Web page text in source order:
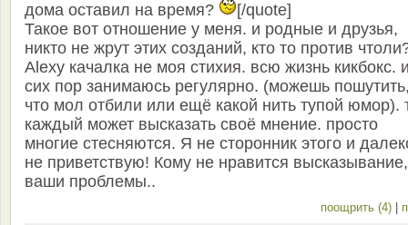
дома оставил на время?
[/quote]
Такое вот отношение у меня. и родные и друзья,
никто не жрут этих созданий, кто то против
Alexy качалка не моя стихия. всю жизнь кикбокс.
сих пор занимаюсь регулярно. (можешь
что мол отбили или ещё какой нить тупой юмор).
каждый может высказать своё мнение. просто
многие стесняются. Я не сторонник этого и
не приветствую! Кому не нравится высказывание,
ваши проблемы..
поощрить (4)